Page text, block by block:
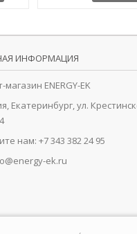
ИНФОРМАЦИЯ
ENERGY-EK
Екатеринбург, ул.
нам: +7 343 382 24 95
ek.ru